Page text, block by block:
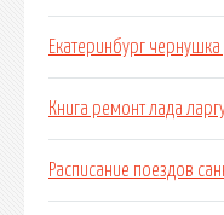
Екатеринбург
Книга ремонт лада
Расписание поездов